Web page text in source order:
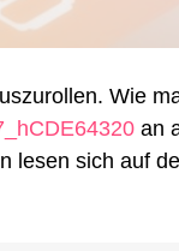
Wie
an
lesen sich auf